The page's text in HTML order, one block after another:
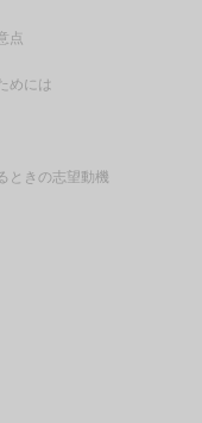
点
めには
ときの志望動機